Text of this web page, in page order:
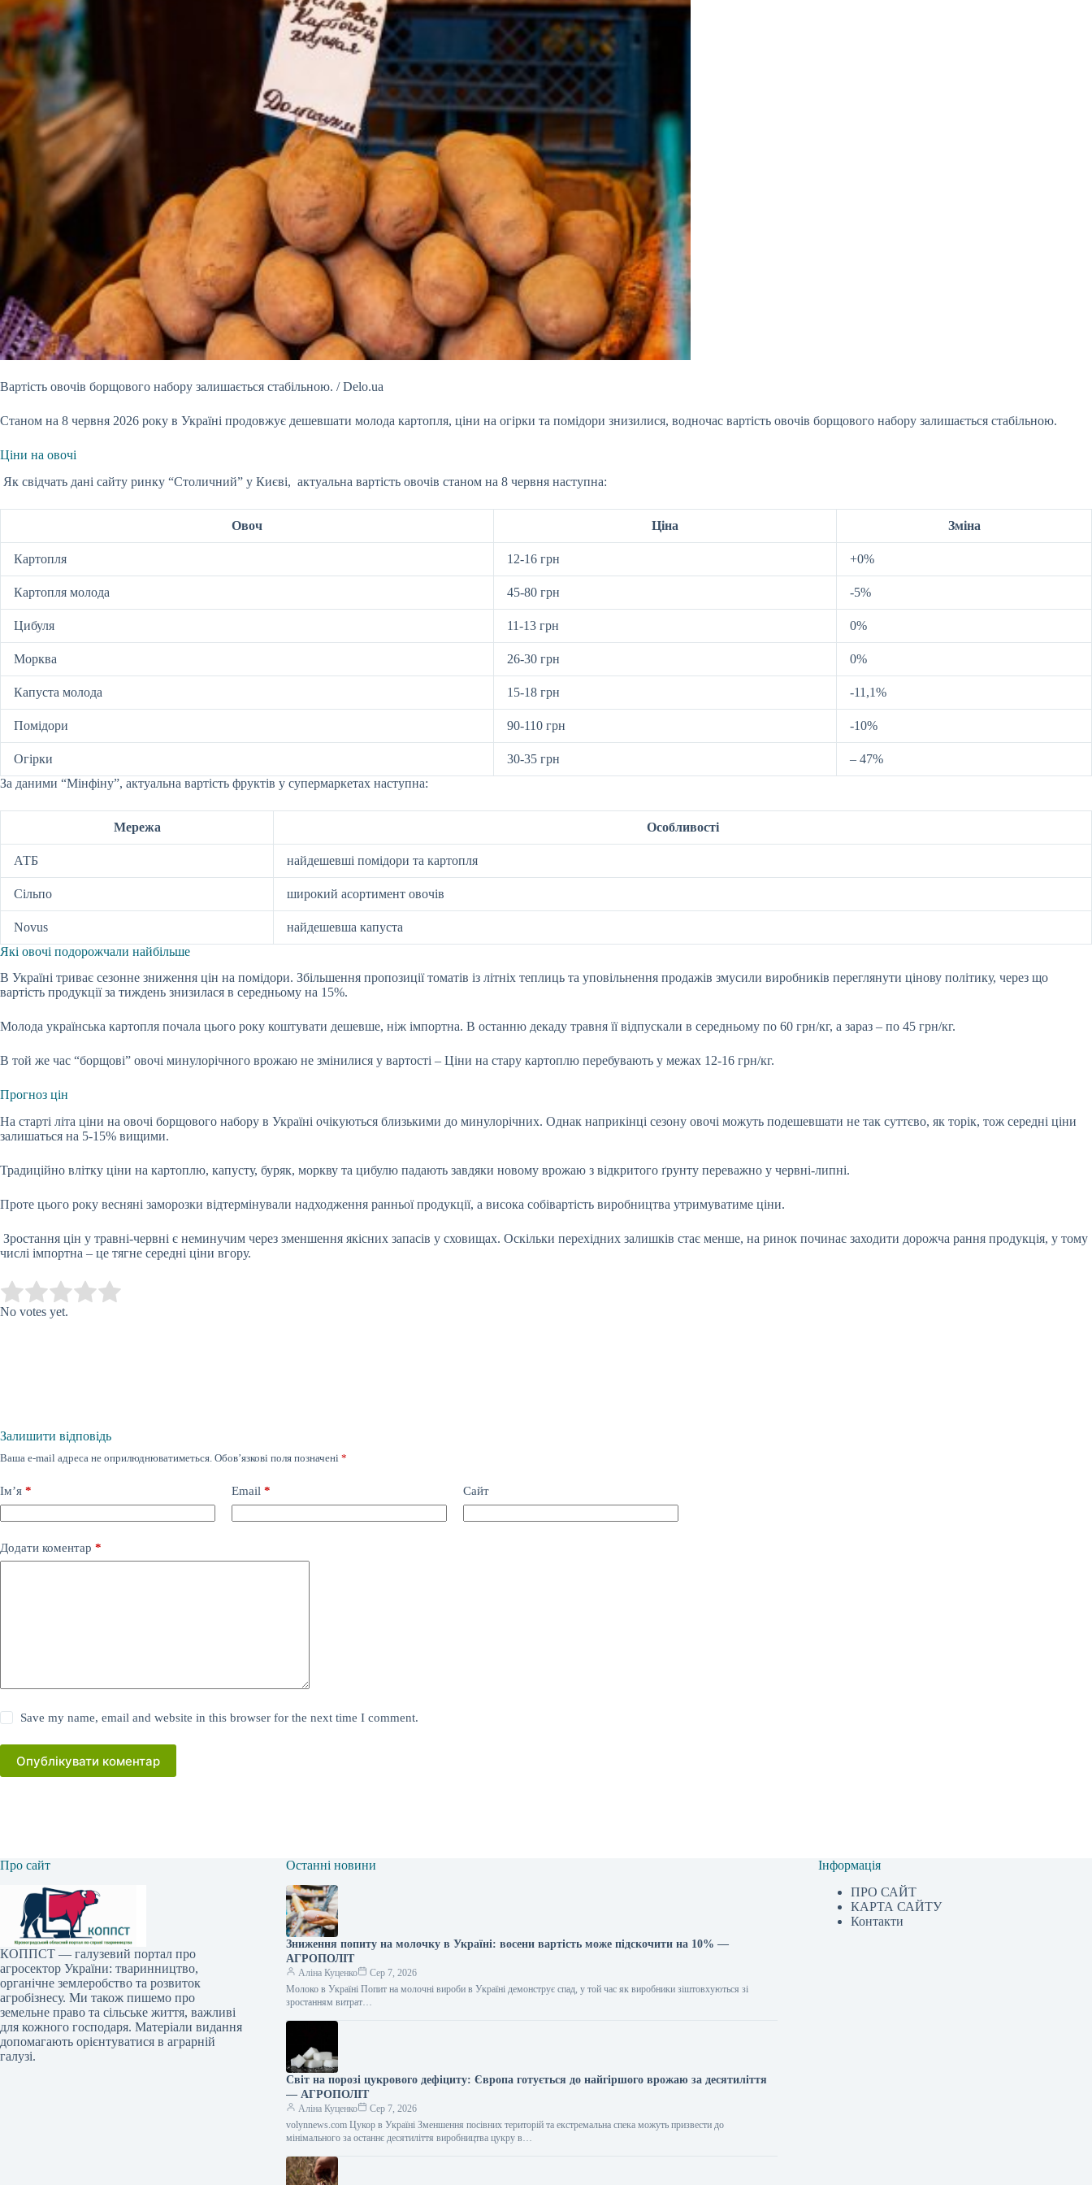
Вартість овочів борщового набору залишається стабільною. / Delo.ua
Станом на 8 червня 2026 року в Україні продовжує дешевшати молода картопля, ціни на огірки та помідори знизилися, водночас вартість овочів борщового набору залишається стабільною.
Ціни на овочі
Як свідчать дані сайту ринку “Столичний” у Києві, актуальна вартість овочів станом на 8 червня наступна:
Овоч Ціна Зміна
Картопля 12-16 грн +0%
Картопля молода 45-80 грн -5%
Цибуля 11-13 грн 0%
Морква 26-30 грн 0%
Капуста молода 15-18 грн -11,1%
Помідори 90-110 грн -10%
Огірки 30-35 грн
– 47%
За даними “Мінфіну”, актуальна вартість фруктів у супермаркетах наступна:
Мережа Особливості
АТБ найдешевші помідори та картопля
Сільпо широкий асортимент овочів
Novus
найдешевша капуста
Які овочі подорожчали найбільше
В Україні триває сезонне зниження цін на помідори. Збільшення пропозиції томатів із літніх теплиць та уповільнення продажів змусили виробників переглянути цінову політику, через що
вартість продукції за тиждень знизилася в середньому на 15%.
Молода українська картопля почала цього року коштувати дешевше, ніж імпортна. В останню декаду травня її відпускали в середньому по 60 грн/кг, а зараз – по 45 грн/кг.
В той же час “борщові” овочі минулорічного врожаю не змінилися у вартості – Ціни на стару картоплю перебувають у межах 12-16 грн/кг.
Прогноз цін
На старті літа ціни на овочі борщового набору в Україні очікуються близькими до минулорічних. Однак наприкінці сезону овочі можуть подешевшати не так суттєво, як торік, тож середні ціни
залишаться на 5-15% вищими.
Традиційно влітку ціни на картоплю, капусту, буряк, моркву та цибулю падають завдяки новому врожаю з відкритого ґрунту переважно у червні-липні.
Проте цього року весняні заморозки відтермінували надходження ранньої продукції, а висока собівартість виробництва утримуватиме ціни.
Зростання цін у травні-червні є неминучим через зменшення якісних запасів у сховищах. Оскільки перехідних залишків стає менше, на ринок починає заходити дорожча рання продукція, у тому
числі імпортна – це тягне середні ціни вгору.
Rate this item:
No votes yet.
Залишити відповідь
Ваша e-mail адреса не оприлюднюватиметься. Обов’язкові поля позначені *
Ім’я * Email * Сайт
Додати коментар *
Save my name, email and website in this browser for the next time I comment.
Опублікувати коментар
Про сайт
КОППСТ — галузевий портал про
агросектор України: тваринництво,
органічне землеробство та розвиток
агробізнесу. Ми також пишемо про
земельне право та сільське життя, важливі
для кожного господаря. Матеріали видання
допомагають орієнтуватися в аграрній
галузі.
Останні новини
Зниження попиту на молочку в Україні: восени вартість може підскочити на 10% —
АГРОПОЛІТ
Аліна Куценко
Сер 7, 2026
Молоко в Україні Попит на молочні вироби в Україні демонструє спад, у той час як виробники зіштовхуються зі
зростанням витрат…
Світ на порозі цукрового дефіциту: Європа готується до найгіршого врожаю за десятиліття
— АГРОПОЛІТ
Аліна Куценко
Сер 7, 2026
volynnews.com Цукор в Україні Зменшення посівних територій та екстремальна спека можуть призвести до
мінімального за останнє десятиліття виробництва цукру в…
Інформація
ПРО САЙТ
КАРТА САЙТУ
Контакти